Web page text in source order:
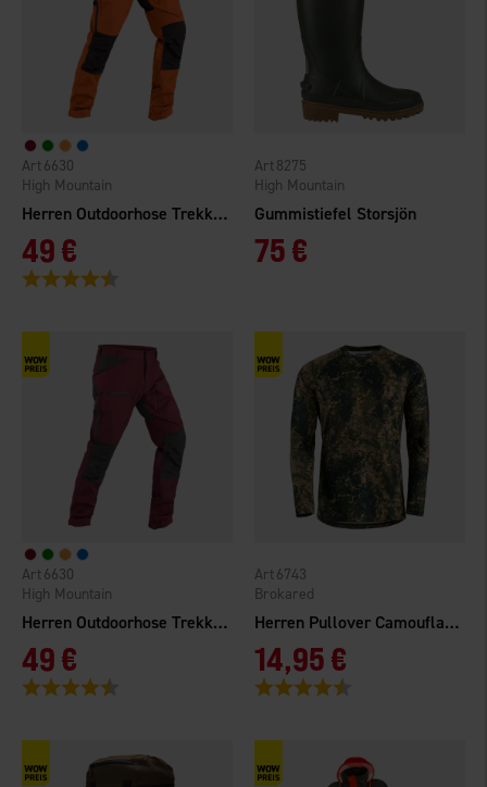
Herren Outdoorhose Trekking Pro TC/4W
High Mountain
6630
49 €
Bewertung:
Gummistiefel Storsjön
High Mountain
8275
75 €
Herren Outdoorhose Trekking Pro TC/4W
High Mountain
6630
49 €
Bewertung:
Herren Pullover Camouflage
Brokared
6743
14,95 €
Bewertung: